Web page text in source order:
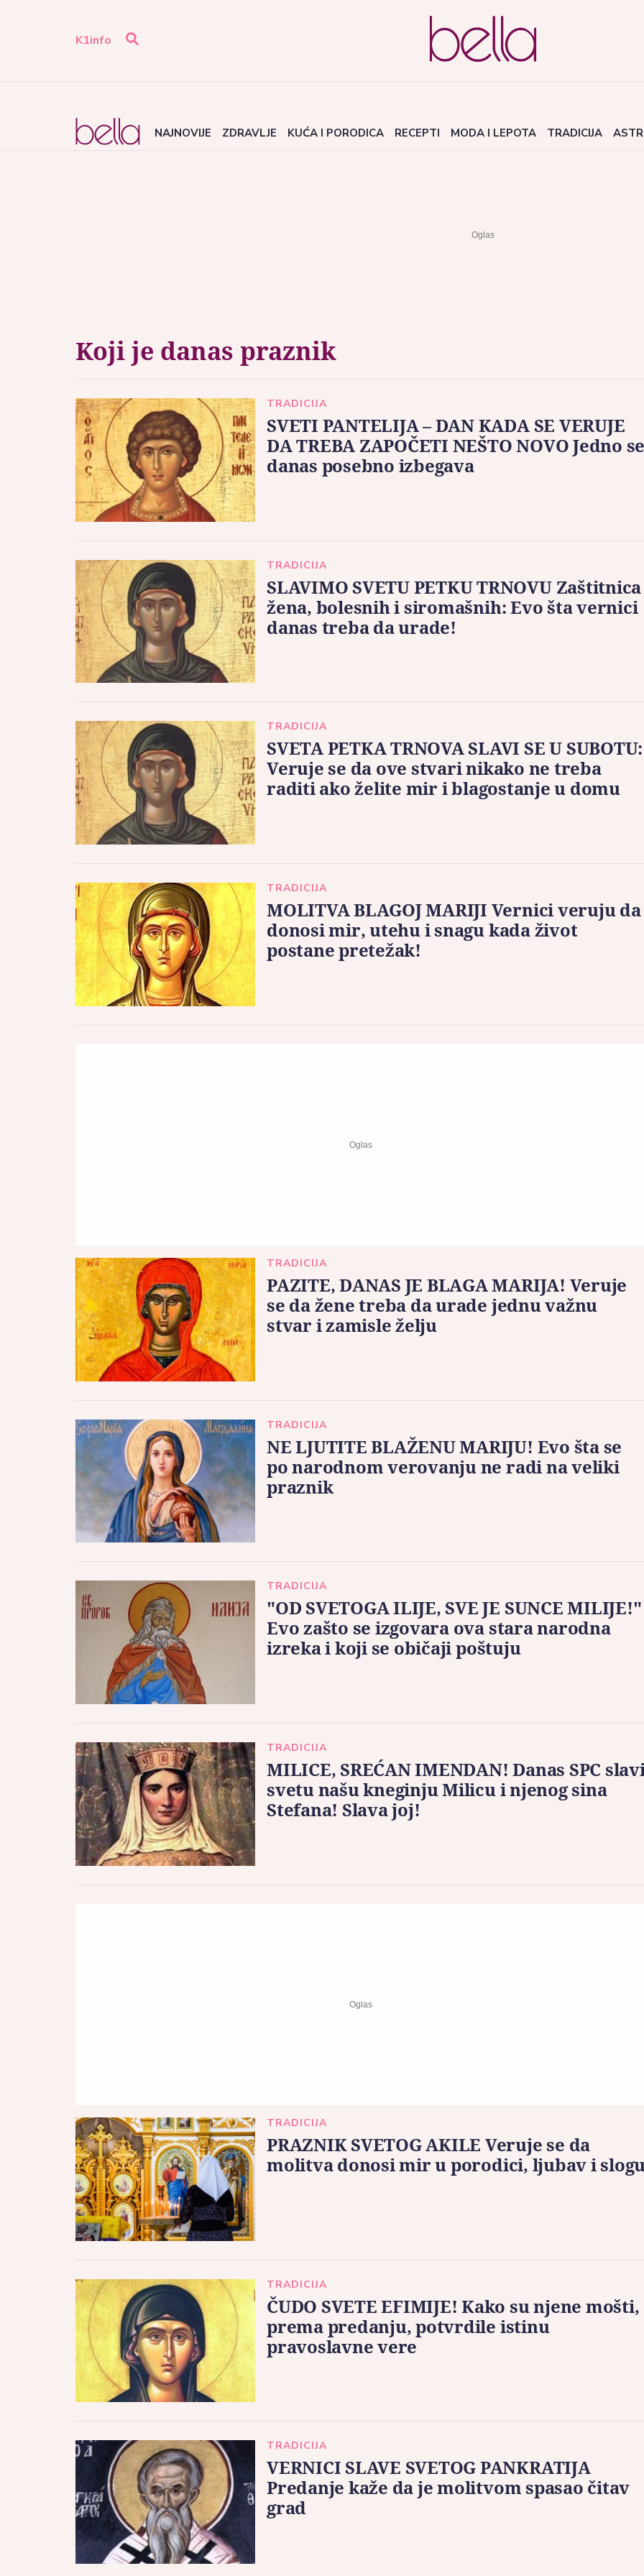
K1info
NAJNOVIJE ZDRAVLJE KUĆA I PORODICA RECEPTI MODA I LEPOTA TRADICIJA
Koji je danas praznik
TRADICIJA
SVETI PANTELIJA – DAN KADA SE VERUJE
DA TREBA ZAPOČETI NEŠTO NOVO Jedno
danas posebno izbegava
TRADICIJA
SLAVIMO SVETU PETKU TRNOVU Zaštitnica
žena, bolesnih i siromašnih: Evo šta vernici
danas treba da urade!
TRADICIJA
SVETA PETKA TRNOVA SLAVI SE U SUBOTU:
Veruje se da ove stvari nikako ne treba
raditi ako želite mir i blagostanje u domu
TRADICIJA
MOLITVA BLAGOJ MARIJI Vernici veruju da
donosi mir, utehu i snagu kada život
postane pretežak!
TRADICIJA
PAZITE, DANAS JE BLAGA MARIJA! Veruje
se da žene treba da urade jednu važnu
stvar i zamisle želju
TRADICIJA
NE LJUTITE BLAŽENU MARIJU! Evo šta se
po narodnom verovanju ne radi na veliki
praznik
TRADICIJA
"OD SVETOGA ILIJE, SVE JE SUNCE MILIJE!"
Evo zašto se izgovara ova stara narodna
izreka i koji se običaji poštuju
TRADICIJA
MILICE, SREĆAN IMENDAN! Danas SPC
svetu našu kneginju Milicu i njenog sina
Stefana! Slava joj!
TRADICIJA
PRAZNIK SVETOG AKILE Veruje se da
molitva donosi mir u porodici, ljubav i
TRADICIJA
ČUDO SVETE EFIMIJE! Kako su njene mošti,
prema predanju, potvrdile istinu
pravoslavne vere
TRADICIJA
VERNICI SLAVE SVETOG PANKRATIJA
Predanje kaže da je molitvom spasao čitav
grad